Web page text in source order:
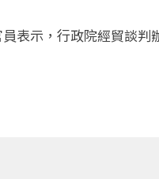
表示，行政院經貿談